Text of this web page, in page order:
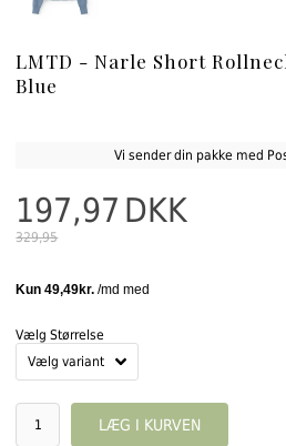
LMTD - Narle Short
Blue
Vi sender din pakke med
197,97 DKK
329,95
Vælg Størrelse